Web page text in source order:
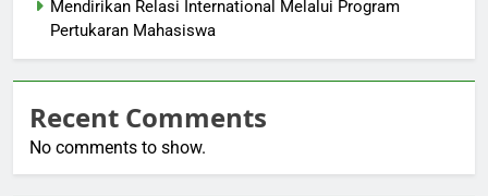
Mendirikan Relasi International Melalui Program
Pertukaran Mahasiswa
Recent Comments
No comments to show.